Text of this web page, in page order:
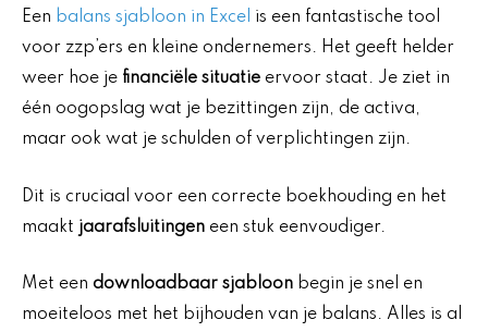
Een balans sjabloon in Excel is een fantastische tool
voor zzp’ers en kleine ondernemers. Het geeft helder
weer hoe je financiële situatie ervoor staat. Je ziet in
één oogopslag wat je bezittingen zijn, de activa,
maar ook wat je schulden of verplichtingen zijn.
Dit is cruciaal voor een correcte boekhouding en het
maakt jaarafsluitingen een stuk eenvoudiger.
Met een downloadbaar sjabloon begin je snel en
moeiteloos met het bijhouden van je balans. Alles is al